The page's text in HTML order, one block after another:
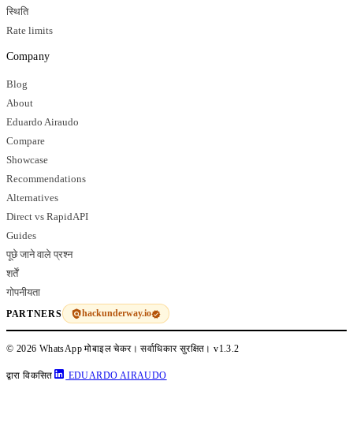
स्थिति
Rate limits
Company
Blog
About
Eduardo Airaudo
Compare
Showcase
Recommendations
Alternatives
Direct vs RapidAPI
Guides
पूछे जाने वाले प्रश्न
शर्तें
गोपनीयता
PARTNERS hackunderway.io
© 2026 WhatsApp मोबाइल चेकर। सर्वाधिकार सुरक्षित।v1.3.2
द्वारा विकसित EDUARDO AIRAUDO